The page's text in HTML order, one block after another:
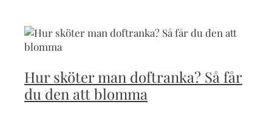
Hur sköter man doftranka? Så får
du den att blomma